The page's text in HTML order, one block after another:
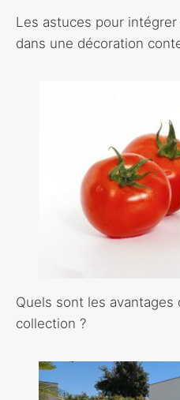
Les astuces pour
dans une décoration
Quels sont les avantages
collection ?